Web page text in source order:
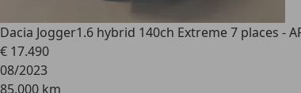
Dacia Jogger1.6 hybrid 140ch Extreme 7 places -
€ 17.490
08/2023
85.000 km